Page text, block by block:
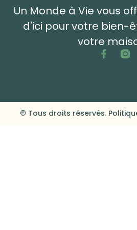
Un Monde à Vie vous
d'ici pour votre bien-
votre
© Tous droits réservés.